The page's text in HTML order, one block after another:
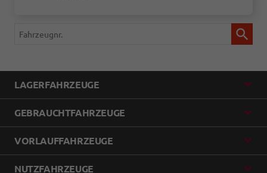
Fahrzeugnr.
LAGERFAHRZEUGE
GEBRAUCHTFAHRZEUGE
VORLAUFFAHRZEUGE
NUTZFAHRZEUGE